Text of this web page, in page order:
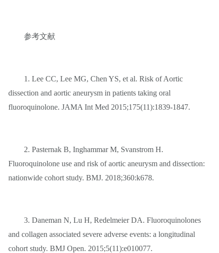
参考文献
1. Lee CC, Lee MG, Chen YS, et al. Risk of Aortic
dissection and aortic aneurysm in patients taking oral
fluoroquinolone. JAMA Int Med 2015;175(11):1839-1847.
2. Pasternak B, Inghammar M, Svanstrom H.
Fluoroquinolone use and risk of aortic aneurysm and dissection:
nationwide cohort study. BMJ. 2018;360:k678.
3. Daneman N, Lu H, Redelmeier DA. Fluoroquinolones
and collagen associated severe adverse events: a longitudinal
cohort study. BMJ Open. 2015;5(11):e010077.